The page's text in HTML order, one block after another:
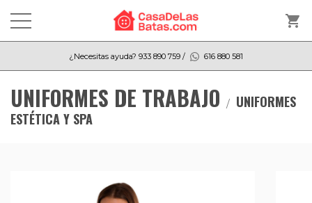
shopping_cart
¿Necesitas ayuda? 933 890 759 / 616 880 581
UNIFORMES DE TRABAJO
UNIFORMES
ESTÉTICA Y SPA